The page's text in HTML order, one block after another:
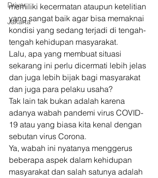
Driver
Jakarta
memiliki kecermatan ataupun ketelitian
yang sangat baik agar bisa memaknai
kondisi yang sedang terjadi di tengah-
tengah kehidupan masyarakat.
Lalu, apa yang membuat situasi
sekarang ini perlu dicermati lebih jelas
dan juga lebih bijak bagi masyarakat
dan juga para pelaku usaha?
Tak lain tak bukan adalah karena
adanya wabah pandemi virus COVID-
19 atau yang biasa kita kenal dengan
sebutan virus Corona.
Ya, wabah ini nyatanya menggerus
beberapa aspek dalam kehidupan
masyarakat dan salah satunya adalah